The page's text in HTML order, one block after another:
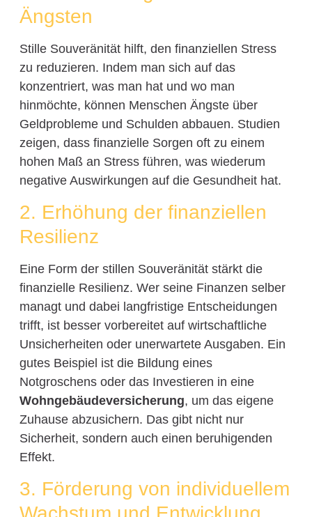
Ängsten
Stille Souveränität hilft, den finanziellen Stress
zu reduzieren. Indem man sich auf das
konzentriert, was man hat und wo man
hinmöchte, können Menschen Ängste über
Geldprobleme und Schulden abbauen. Studien
zeigen, dass finanzielle Sorgen oft zu einem
hohen Maß an Stress führen, was wiederum
negative Auswirkungen auf die Gesundheit hat.
2. Erhöhung der finanziellen
Resilienz
Eine Form der stillen Souveränität stärkt die
finanzielle Resilienz. Wer seine Finanzen selber
managt und dabei langfristige Entscheidungen
trifft, ist besser vorbereitet auf wirtschaftliche
Unsicherheiten oder unerwartete Ausgaben. Ein
gutes Beispiel ist die Bildung eines
Notgroschens oder das Investieren in eine
Wohngebäudeversicherung, um das eigene
Zuhause abzusichern. Das gibt nicht nur
Sicherheit, sondern auch einen beruhigenden
Effekt.
3. Förderung von individuellem